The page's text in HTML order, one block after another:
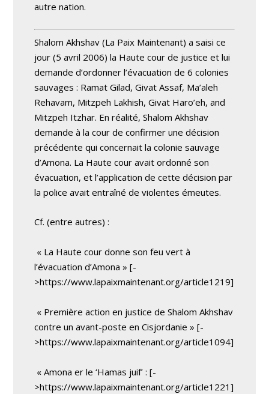
autre nation.
Shalom Akhshav (La Paix Maintenant) a saisi ce
jour (5 avril 2006) la Haute cour de justice et lui
demande d’ordonner l’évacuation de 6 colonies
sauvages : Ramat Gilad, Givat Assaf, Ma’aleh
Rehavam, Mitzpeh Lakhish, Givat Haro’eh, and
Mitzpeh Itzhar. En réalité, Shalom Akhshav
demande à la cour de confirmer une décision
précédente qui concernait la colonie sauvage
d’Amona. La Haute cour avait ordonné son
évacuation, et l’application de cette décision par
la police avait entraîné de violentes émeutes.
Cf. (entre autres) :
« La Haute cour donne son feu vert à
l’évacuation d’Amona » [-
>https://www.lapaixmaintenant.org/article1219]
« Première action en justice de Shalom Akhshav
contre un avant-poste en Cisjordanie » [-
>https://www.lapaixmaintenant.org/article1094]
« Amona er le ‘Hamas juif’ : [-
>https://www.lapaixmaintenant.org/article1221]